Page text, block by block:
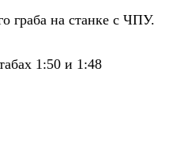
граба на станке с ЧПУ.
1:50 и 1:48